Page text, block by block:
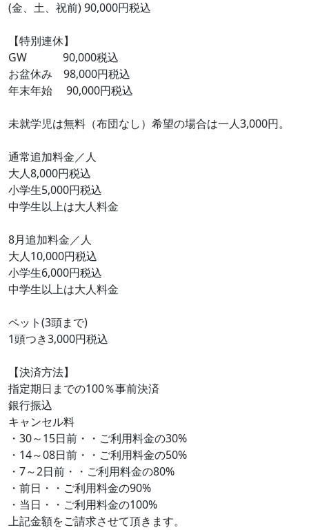
(金、土、祝前) 90,000円税込
【特別連休】
GW 90,000税込
お盆休み 98,000円税込
年末年始 90,000円税込
未就学児は無料（布団なし）希望の場合は一人3,000円。
通常追加料金／人
大人8,000円税込
小学生5,000円税込
中学生以上は大人料金
8月追加料金／人
大人10,000円税込
小学生6,000円税込
中学生以上は大人料金
ペット(3頭まで)
1頭つき3,000円税込
【決済方法】
指定期日までの100％事前決済
銀行振込
キャンセル料
・30～15日前・・ご利用料金の30%
・14～08日前・・ご利用料金の50%
・7～2日前・・ご利用料金の80%
・前日・・ご利用料金の90%
・当日・・ご利用料金の100%
上記金額をご請求させて頂きます。